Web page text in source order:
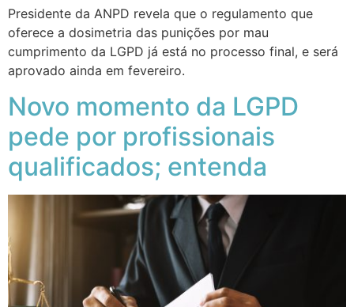
Presidente da ANPD revela que o regulamento que
oferece a dosimetria das punições por mau
cumprimento da LGPD já está no processo final, e será
aprovado ainda em fevereiro.
Novo momento da LGPD
pede por profissionais
qualificados; entenda